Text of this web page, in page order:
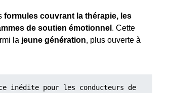
formules couvrant la thérapie, les
de soutien émotionnel . Cette
la jeune génération, plus ouverte à
inédite pour les conducteurs de